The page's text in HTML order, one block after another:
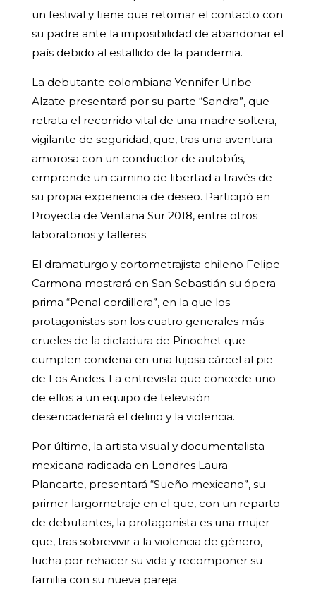
un festival y tiene que retomar el contacto con
su padre ante la imposibilidad de abandonar el
país debido al estallido de la pandemia.
La debutante colombiana Yennifer Uribe
Alzate presentará por su parte “Sandra”, que
retrata el recorrido vital de una madre soltera,
vigilante de seguridad, que, tras una aventura
amorosa con un conductor de autobús,
emprende un camino de libertad a través de
su propia experiencia de deseo. Participó en
Proyecta de Ventana Sur 2018, entre otros
laboratorios y talleres.
El dramaturgo y cortometrajista chileno Felipe
Carmona mostrará en San Sebastián su ópera
prima “Penal cordillera”, en la que los
protagonistas son los cuatro generales más
crueles de la dictadura de Pinochet que
cumplen condena en una lujosa cárcel al pie
de Los Andes. La entrevista que concede uno
de ellos a un equipo de televisión
desencadenará el delirio y la violencia.
Por último, la artista visual y documentalista
mexicana radicada en Londres Laura
Plancarte, presentará “Sueño mexicano”, su
primer largometraje en el que, con un reparto
de debutantes, la protagonista es una mujer
que, tras sobrevivir a la violencia de género,
lucha por rehacer su vida y recomponer su
familia con su nueva pareja.